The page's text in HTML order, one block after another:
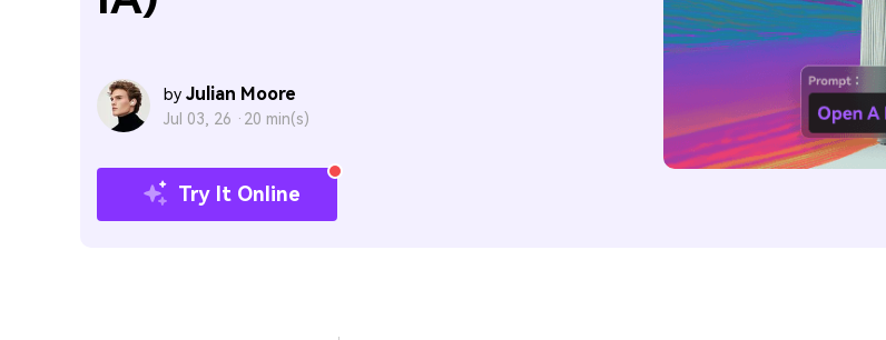
by Julian Moore
Jul 03, 26 · 20 min(s)
Try It Online